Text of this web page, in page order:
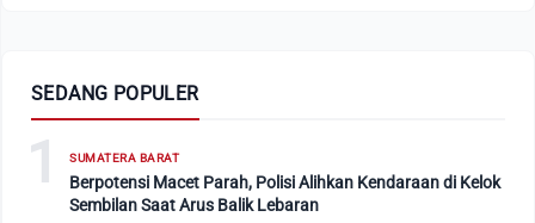
SEDANG POPULER
1 SUMATERA BARAT
Berpotensi Macet Parah, Polisi Alihkan Kendaraan di Kelok
Sembilan Saat Arus Balik Lebaran